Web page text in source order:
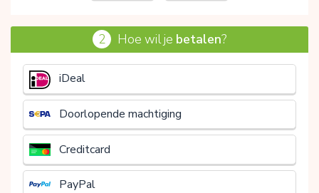
€
2 Hoe wil je betalen?
iDeal
Doorlopende machtiging
Creditcard
PayPal